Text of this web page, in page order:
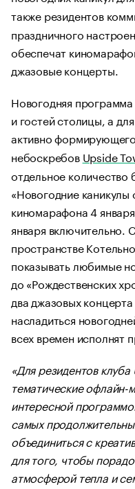
также резидентов
праздничного
обеспечат
джазовые концерты.
Новогодняя
и гостей столицы, а
активно
небоскребов Upside
отдельное
«Новогодние
киномарафона 4
января включительно.
пространстве
показывать любимые
до «Рождественских
два джазовых
насладиться
всех времен исполнят
«Для резидентов
тематические офлайн-
интересной
самых
объединиться с
для того, чтобы
атмосферой тепла и